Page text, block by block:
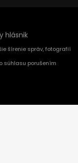
hlásnik
šírenie správ, fotografií
súhlasu porušením